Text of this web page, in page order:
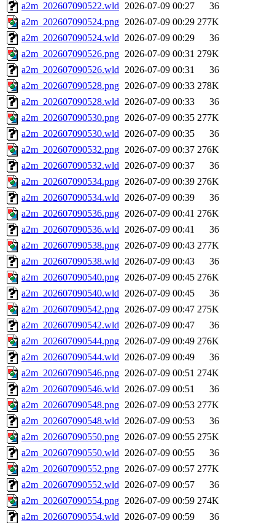
a2m_202607090522.wld 2026-07-09 00:27
36
a2m_202607090524.png 2026-07-09 00:29 277K
a2m_202607090524.wld 2026-07-09 00:29
36
a2m_202607090526.png 2026-07-09 00:31 279K
a2m_202607090526.wld 2026-07-09 00:31
36
a2m_202607090528.png 2026-07-09 00:33 278K
a2m_202607090528.wld 2026-07-09 00:33
36
a2m_202607090530.png 2026-07-09 00:35 277K
a2m_202607090530.wld 2026-07-09 00:35
36
a2m_202607090532.png 2026-07-09 00:37 276K
a2m_202607090532.wld 2026-07-09 00:37
36
a2m_202607090534.png 2026-07-09 00:39 276K
a2m_202607090534.wld 2026-07-09 00:39
36
a2m_202607090536.png 2026-07-09 00:41 276K
a2m_202607090536.wld 2026-07-09 00:41
36
a2m_202607090538.png 2026-07-09 00:43 277K
a2m_202607090538.wld 2026-07-09 00:43
36
a2m_202607090540.png 2026-07-09 00:45 276K
a2m_202607090540.wld 2026-07-09 00:45
36
a2m_202607090542.png 2026-07-09 00:47 275K
a2m_202607090542.wld 2026-07-09 00:47
36
a2m_202607090544.png 2026-07-09 00:49 276K
a2m_202607090544.wld 2026-07-09 00:49
36
a2m_202607090546.png 2026-07-09 00:51 274K
a2m_202607090546.wld 2026-07-09 00:51
36
a2m_202607090548.png 2026-07-09 00:53 277K
a2m_202607090548.wld 2026-07-09 00:53
36
a2m_202607090550.png 2026-07-09 00:55 275K
a2m_202607090550.wld 2026-07-09 00:55
36
a2m_202607090552.png 2026-07-09 00:57 277K
a2m_202607090552.wld 2026-07-09 00:57
36
a2m_202607090554.png 2026-07-09 00:59 274K
a2m_202607090554.wld 2026-07-09 00:59
36